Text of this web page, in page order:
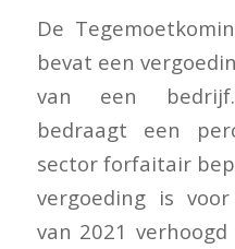
De
bevat een
van een
bedraagt een
sector forfaitair
vergoeding is
van 2021